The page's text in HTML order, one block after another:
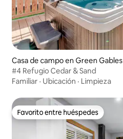
Casa de campo en Green Gables
#4 Refugio Cedar & Sand
Familiar · Ubicación · Limpieza
Favorito entre huéspedes
Favorito entre huéspedes